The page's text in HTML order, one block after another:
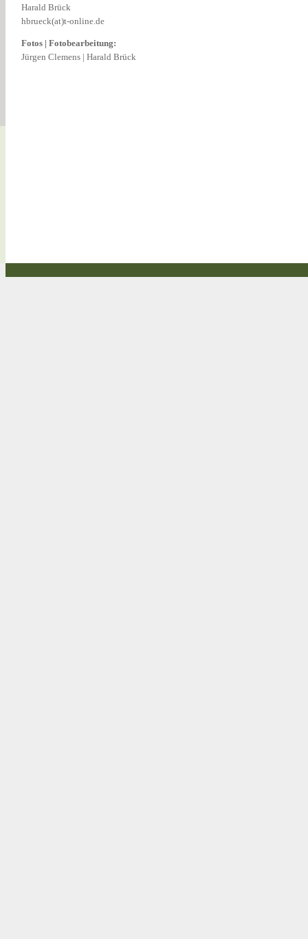
Harald Brück
hbrueck(at)t-online.de
Fotos | Fotobearbeitung:
Jürgen Clemens | Harald Brück